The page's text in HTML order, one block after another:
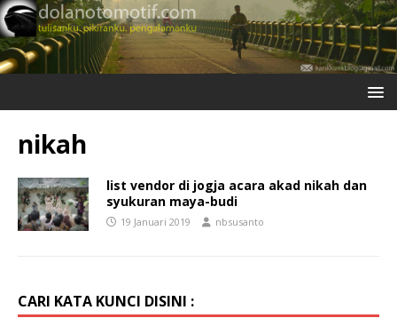
nikah
list vendor di jogja acara akad nikah dan
syukuran maya-budi
19 Januari 2019 nbsusanto
CARI KATA KUNCI DISINI :